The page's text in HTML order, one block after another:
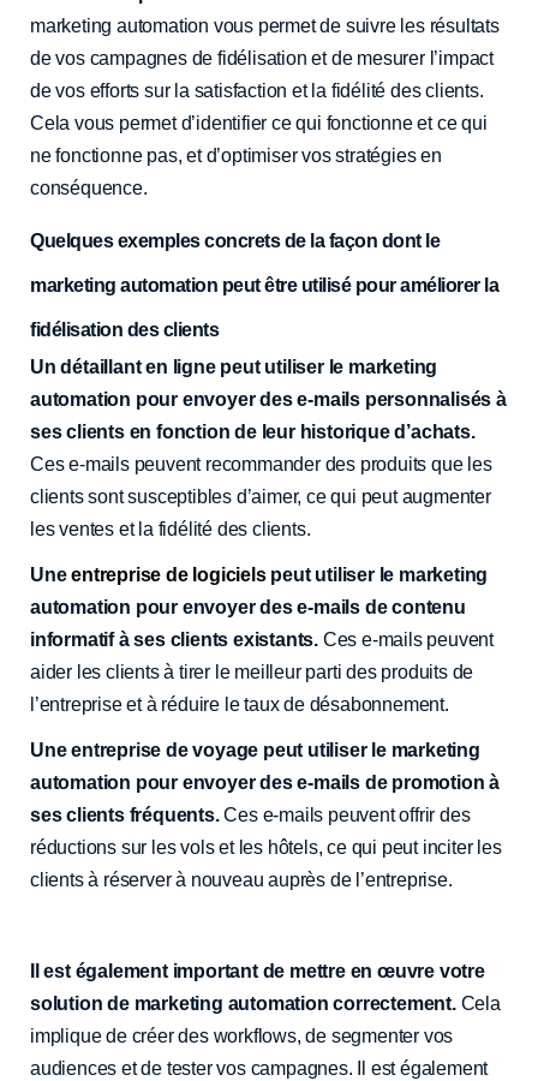
marketing automation vous permet de suivre les résultats
de vos campagnes de fidélisation et de mesurer l’impact
de vos efforts sur la satisfaction et la fidélité des clients.
Cela vous permet d’identifier ce qui fonctionne et ce qui
ne fonctionne pas, et d’optimiser vos stratégies en
conséquence.
Quelques exemples concrets de la façon dont le
marketing automation peut être utilisé pour améliorer la
fidélisation des clients
Un détaillant en ligne peut utiliser le marketing
automation pour envoyer des e-mails personnalisés à
ses clients en fonction de leur historique d’achats.
Ces e-mails peuvent recommander des produits que les
clients sont susceptibles d’aimer, ce qui peut augmenter
les ventes et la fidélité des clients.
Uneentreprise de logicielspeut utiliser le marketing
automation pour envoyer des e-mails de contenu
informatif à ses clients existants. Ces e-mails peuvent
aider les clients à tirer le meilleur parti des produits de
l’entreprise et à réduire le taux de désabonnement.
Une entreprise de voyage peut utiliser le marketing
automation pour envoyer des e-mails de promotion à
ses clients fréquents.Ces e-mails peuvent offrir des
réductions sur les vols et les hôtels, ce qui peut inciter les
clients à réserver à nouveau auprès de l’entreprise.
Il est également important de mettre en œuvre votre
solution de marketing automation correctement.Cela
implique de créer des workflows, de segmenter vos
audiences et de tester vos campagnes. Il est également